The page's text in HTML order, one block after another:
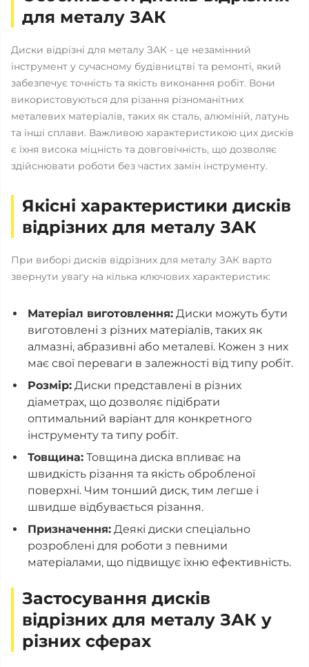
для металу ЗАК
Диски відрізні для металу ЗАК - це незамінний
інструмент у сучасному будівництві та ремонті, який
забезпечує точність та якість виконання робіт. Вони
використовуються для різання різноманітних
металевих матеріалів, таких як сталь, алюміній, латунь
та інші сплави. Важливою характеристикою цих дисків
є їхня висока міцність та довговічність, що дозволяє
здійснювати роботи без частих замін інструменту.
Якісні характеристики дисків
відрізних для металу ЗАК
При виборі дисків відрізних для металу ЗАК варто
звернути увагу на кілька ключових характеристик:
Матеріал виготовлення: Диски можуть бути
виготовлені з різних матеріалів, таких як
алмазні, абразивні або металеві. Кожен з них
має свої переваги в залежності від типу робіт.
Розмір: Диски представлені в різних
діаметрах, що дозволяє підібрати
оптимальний варіант для конкретного
інструменту та типу робіт.
Товщина: Товщина диска впливає на
швидкість різання та якість обробленої
поверхні. Чим тонший диск, тим легше і
швидше відбувається різання.
Призначення: Деякі диски спеціально
розроблені для роботи з певними
матеріалами, що підвищує їхню ефективність.
Застосування дисків
відрізних для металу ЗАК у
різних сферах